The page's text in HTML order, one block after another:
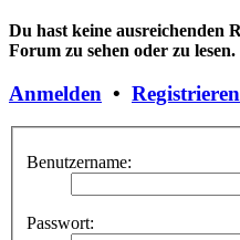
Du hast keine ausreichenden
Forum zu sehen oder zu lesen.
Anmelden • Registrieren
Benutzername:
Passwort: